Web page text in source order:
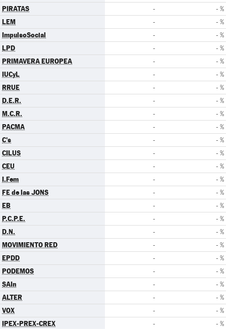
PIRATAS - - %
LEM - - %
ImpulsoSocial - - %
LPD - - %
PRIMAVERA EUROPEA - - %
IUCyL - - %
RRUE - - %
D.E.R. - - %
M.C.R. - - %
PACMA - - %
C's - - %
CILUS - - %
CEU - - %
I.Fem - - %
FE de las JONS - - %
EB - - %
P.C.P.E. - - %
D.N. - - %
MOVIMIENTO RED - - %
EPDD - - %
PODEMOS - - %
SAIn - - %
ALTER - - %
VOX - - %
IPEX-PREX-CREX - - %